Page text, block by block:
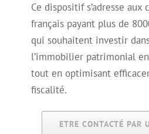
Ce dispositif s’adresse aux
français payant plus de
qui souhaitent investir
l’immobilier patrimonial
tout en optimisant
fiscalité.
ETRE CONTACTÉ PAR